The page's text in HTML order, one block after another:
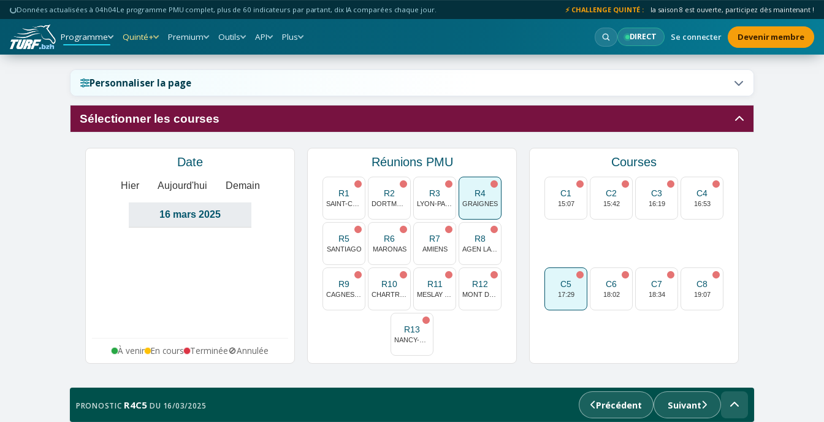
Données actualisées à 04h04Le programme PMU complet, plus de 60 indicateurs par partant, dix IA comparées chaque jour. ⚡ CHALLENGE QUINTÉ : la saison 8 est ouverte, participez dès maintenant !
Programme Quinté+ Premium Outils API Plus DIRECT Se connecter Devenir membre
Personnaliser la page
Sélectionner les courses
Date
Hier Aujourd'hui Demain
À venir En cours Terminée🚫Annulée
Réunions PMU
R1 R2 R3 R4
GRAIGNES
R5
SANTIAGO
R6
MARONAS
R7
AMIENS
R8
AGEN LA GARENNE
R9 R10 R11 R12
R13
Courses
C1
15:07
C2
15:42
C3
16:19
C4
16:53
C5
17:29
C6
18:02
C7
18:34
C8
19:07
PRONOSTIC R4C5 DU 16/03/2025 Précédent Suivant
Réinitialiser l'affichage ?
Annuler